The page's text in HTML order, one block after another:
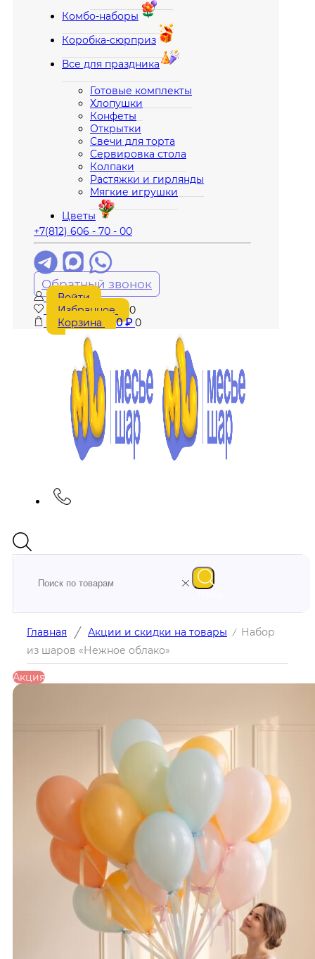
Комбо-наборы
Коробка-сюрприз
Все для праздника
Готовые комплекты
Хлопушки
Конфеты
Открытки
Свечи для торта
Сервировка стола
Колпаки
Растяжки и гирлянды
Мягкие игрушки
Цветы
+7(812) 606 - 70 - 00
Обратный звонок
Войти
Избранное
0
Корзина
0₽ 0
Главная / Акции и скидки на товары / Набор
из шаров «Нежное облако»
Акция